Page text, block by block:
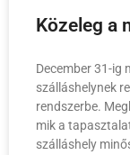
Közeleg a
December 31-ig
szálláshelynek
rendszerbe.
mik a
szálláshely